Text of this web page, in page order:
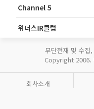
Channel 5
위너스IR클럽
무단전재 및 수집
Copyright 2006.
회사소개